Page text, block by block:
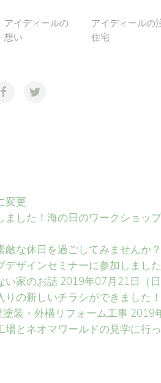
アイディールの
想い
アイディールの
住宅
変更
した！海の日のワークショッ
敵な休日を過ごしてみませんか？
ザインセミナーに参加しました
い家のお話 2019年07月21日（日
の新しいチラシができました！
装・外構リフォーム工事 2019
場とネオマワールドの見学に行